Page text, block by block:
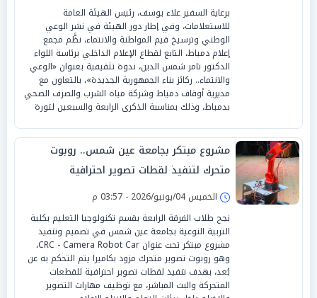
برعاية السفير علاء يوسف، رئيس الهيئة العامة
للاستعلامات، وفي إطار دور الهيئة في نشر الوعي
الوطني وترسيخ قيم المواطنة والانتماء، نظَّم مجمع
إعلام دمياط، التابع لقطاع الإعلام الداخلي برئاسة اللواء
الدكتور تامر شمس الدين، ندوة تثقيفية بعنوان «الوعي
والانتماء.. ركائز بناء الجمهورية الجديدة»، بالتعاون مع
مديرية أوقاف دمياط وشركة مياه الشرب والصرف الصحي
بدمياط، وذلك بمناسبة الذكرى الرابعة والسبعين لثورة
مشروع مبتكر بجامعة عين شمس.. روبوت
متحرك لتنفيذ لقطات تصوير احترافية
الخميس 04/يونيو/2026 - 03:57 م
نجح طلاب الفرقة الرابعة بقسم تكنولوجيا التعليم بكلية
التربية النوعية بجامعة عين شمس في تصميم وتنفيذ
مشروع مبتكر تحت عنوان CRC - Camera Robot Car،
وهو روبوت تصوير متحرك مزود بكاميرا يتم التحكم به عن
بُعد، بهدف تنفيذ لقطات تصوير احترافية للقطعات
المتحركة والبث المباشر، مع توظيف مهارات التصوير